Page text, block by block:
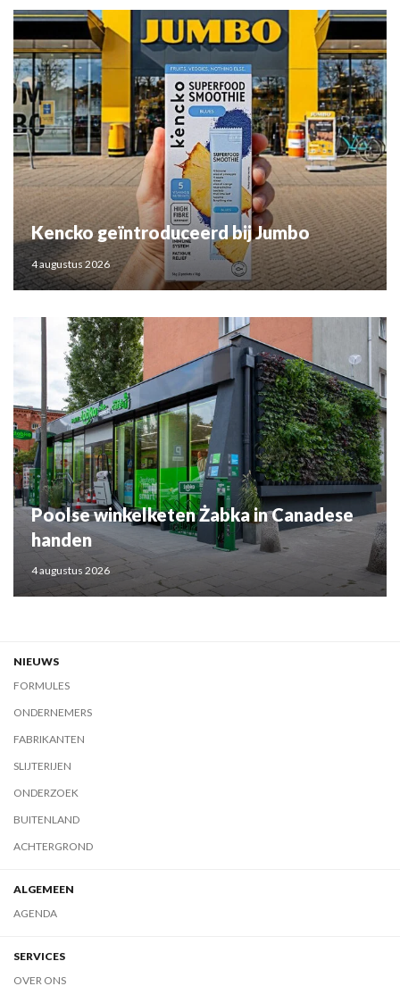
Kencko geïntroduceerd bij Jumbo
4 augustus 2026
Poolse winkelketen Żabka in Canadese
handen
4 augustus 2026
NIEUWS
FORMULES
ONDERNEMERS
FABRIKANTEN
SLIJTERIJEN
ONDERZOEK
BUITENLAND
ACHTERGROND
ALGEMEEN
AGENDA
SERVICES
OVER ONS